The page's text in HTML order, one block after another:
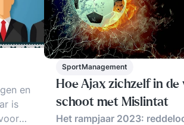
en
is
SportManagement
Hoe Ajax zichzelf in de
schoot met Mislintat
Het rampjaar 2023: